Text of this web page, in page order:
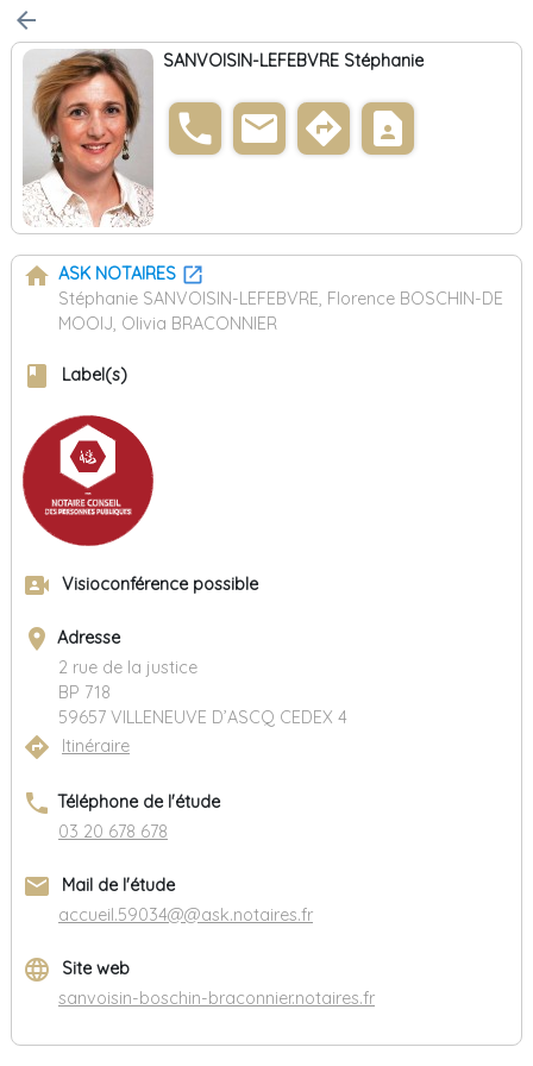
arrow_back
SANVOISIN-LEFEBVRE Stéphanie
phone email directions contact_page
home ASK NOTAIRES
Stéphanie SANVOISIN-LEFEBVRE, Florence BOSCHIN-DE
MOOIJ, Olivia BRACONNIER
book Label(s)
video_camera_front Visioconférence possible
place Adresse
2 rue de la justice
BP 718
59657 VILLENEUVE D’ASCQ CEDEX 4
directions Itinéraire
phone Téléphone de l'étude
03 20 678 678
email
Mail de l'étude
accueil.59034@@ask.notaires.fr
language
Site web
sanvoisin-boschin-braconnier.notaires.fr